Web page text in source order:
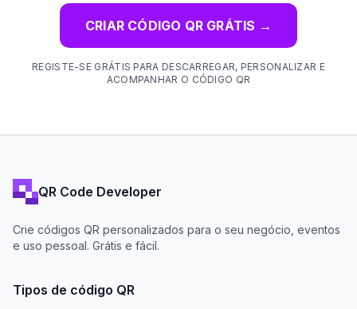
CRIAR CÓDIGO QR GRÁTIS →
REGISTE-SE GRÁTIS PARA DESCARREGAR, PERSONALIZAR E
ACOMPANHAR O CÓDIGO QR
QR Code Developer
Crie códigos QR personalizados para o seu negócio, eventos
e uso pessoal. Grátis e fácil.
Tipos de código QR